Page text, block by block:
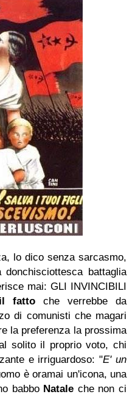
lo dico senza sarcasmo,
battaglia
mai: GLI INVINCIBILI
il fatto che verrebbe da
di comunisti che magari
la preferenza la prossima
solito il proprio voto, chi
e irriguardoso: "E' un
è oramai un'icona, una
babbo Natale che non ci